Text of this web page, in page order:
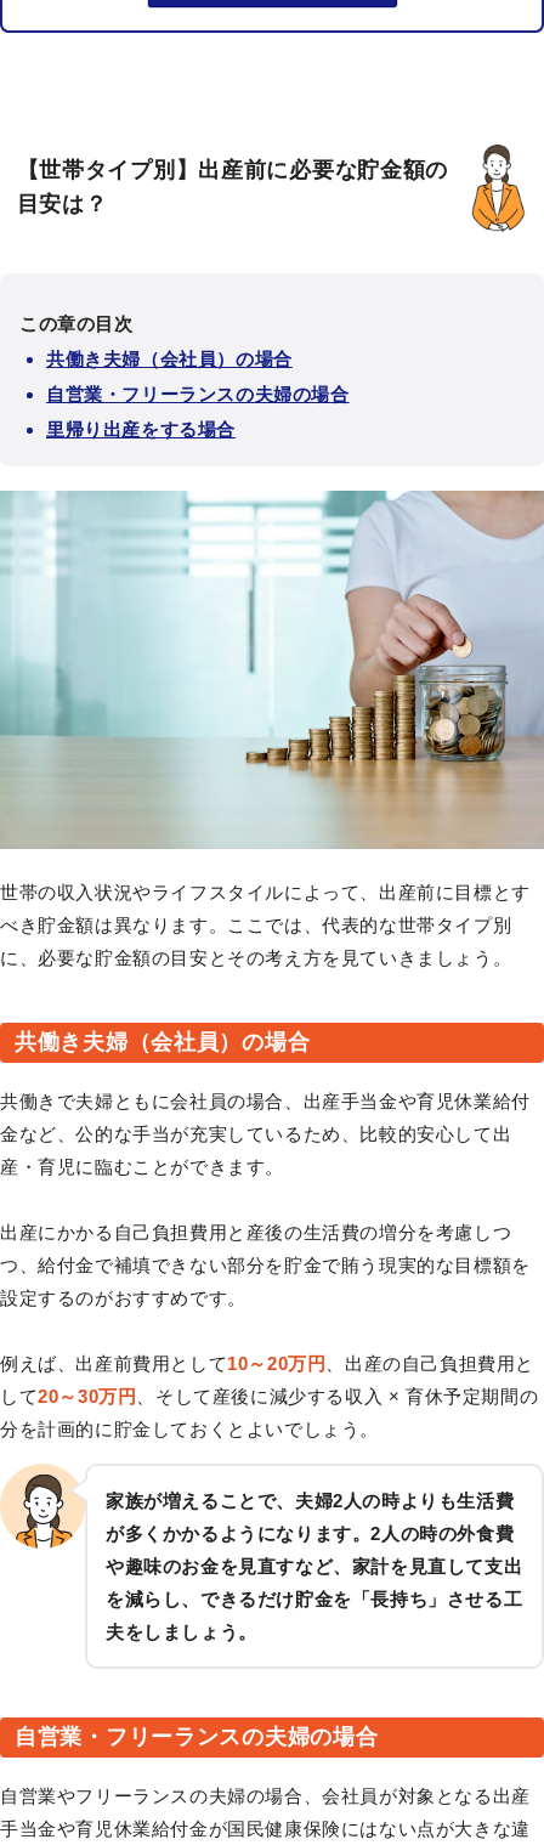
【世帯タイプ別】出産前に必要な貯金額の
目安は？
この章の目次
共働き夫婦（会社員）の場合
自営業・フリーランスの夫婦の場合
里帰り出産をする場合
世帯の収入状況やライフスタイルによって、出産前に目標とす
べき貯金額は異なります。ここでは、代表的な世帯タイプ別
に、必要な貯金額の目安とその考え方を見ていきましょう。
共働き夫婦（会社員）の場合
共働きで夫婦ともに会社員の場合、出産手当金や育児休業給付
金など、公的な手当が充実しているため、比較的安心して出
産・育児に臨むことができます。
出産にかかる自己負担費用と産後の生活費の増分を考慮しつ
つ、給付金で補填できない部分を貯金で賄う現実的な目標額を
設定するのがおすすめです。
例えば、出産前費用として10～20万円
、出産の自己負担費用と
して20～30万円
、そして産後に減少する収入 × 育休予定期間の
分を計画的に貯金しておくとよいでしょう。
家族が増えることで、夫婦2人の時よりも生活費
が多くかかるようになります。2人の時の外食費
や趣味のお金を見直すなど、家計を見直して支出
を減らし、できるだけ貯金を「長持ち」させる工
夫をしましょう。
自営業・フリーランスの夫婦の場合
自営業やフリーランスの夫婦の場合、会社員が対象となる出産
手当金や育児休業給付金が国民健康保険にはない点が大きな違